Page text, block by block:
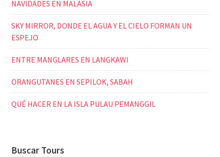
NAVIDADES EN MALASIA
SKY MIRROR, DONDE EL AGUA Y EL CIELO FORMAN UN
ESPEJO
ENTRE MANGLARES EN LANGKAWI
ORANGUTANES EN SEPILOK, SABAH
QUÉ HACER EN LA ISLA PULAU PEMANGGIL
Buscar Tours